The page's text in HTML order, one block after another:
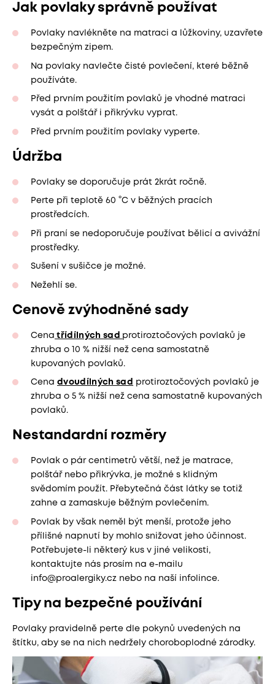
Jak povlaky správně používat
Povlaky navlékněte na matraci a lůžkoviny, uzavřete
bezpečným zipem.
Na povlaky navlečte čisté povlečení, které běžně
používáte.
Před prvním použitím povlaků je vhodné matraci
vysát a polštář i přikrývku vyprat.
Před prvním použitím povlaky vyperte.
Údržba
Povlaky se doporučuje prát 2krát ročně.
Perte při teplotě 60 °C v běžných pracích
prostředcích.
Při praní se nedoporučuje používat bělicí a avivážní
prostředky.
Sušení v sušičce je možné.
Nežehlí se.
Cenově zvýhodněné sady
Cena třídílných sad protiroztočových povlaků je
zhruba o 10 % nižší než cena samostatně
kupovaných povlaků.
Cena dvoudílných sad
protiroztočových povlaků je
zhruba o 5 % nižší než cena samostatně kupovaných
povlaků.
Nestandardní rozměry
Povlak o pár centimetrů větší, než je matrace,
polštář nebo přikrývka, je možné s klidným
svědomím použít. Přebytečná část látky se totiž
zahne a zamaskuje běžným povlečením.
Povlak by však neměl být menší, protože jeho
přílišné napnutí by mohlo snižovat jeho účinnost.
Potřebujete-li některý kus v jiné velikosti,
kontaktujte nás prosím na e-mailu
info@proalergiky.cz nebo na naší infolince.
Tipy na bezpečné používání
Povlaky pravidelně perte dle pokynů uvedených na
štítku, aby se na nich nedržely choroboplodné zárodky.